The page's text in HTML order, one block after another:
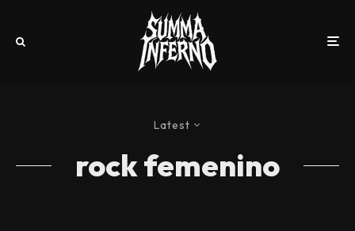
Latest
rock femenino